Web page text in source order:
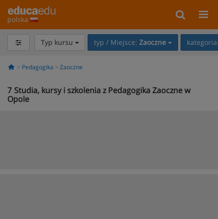
polska
Typ kursu typ / Miejsce: Zaoczne
Pedagogika Zaoczne
7 Studia, kursy i szkolenia z Pedagogika Zaoczne w
Opole